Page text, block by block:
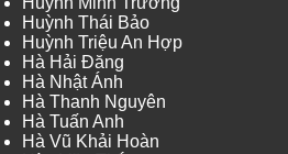
Huỳnh Thái Bảo
Huỳnh Triệu An Hợp
Hà Hải Đăng
Hà Nhật Ánh
Hà Thanh Nguyên
Hà Tuấn Anh
Hà Vũ Khải Hoàn